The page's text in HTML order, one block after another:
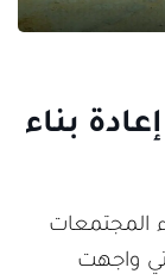
بناء
المجتمعات
واجهت